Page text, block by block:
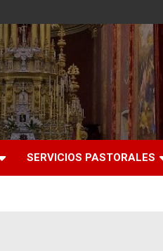
SERVICIOS PASTORALES